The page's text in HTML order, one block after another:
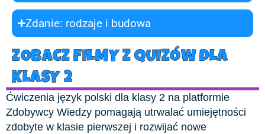
Zdanie: rodzaje i budowa
ZOBACZ FILMY Z QUIZÓW DLA
KLASY 2
Ćwiczenia język polski dla klasy 2 na platformie
Zdobywcy Wiedzy pomagają utrwalać umiejętności
zdobyte w klasie pierwszej i rozwijać nowe